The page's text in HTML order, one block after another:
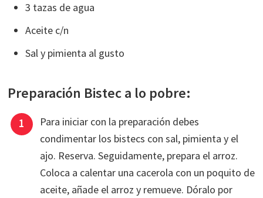
3 tazas de agua
Aceite c/n
Sal y pimienta al gusto
Preparación Bistec a lo pobre:
Para iniciar con la preparación debes
condimentar los bistecs con sal, pimienta y el
ajo. Reserva. Seguidamente, prepara el arroz.
Coloca a calentar una cacerola con un poquito de
aceite, añade el arroz y remueve. Dóralo por